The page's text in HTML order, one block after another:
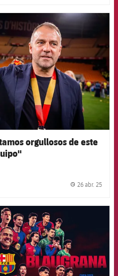
FCB Barcelona badge
orgullosos de este
26 abr. 25
FCB Barcelona badge